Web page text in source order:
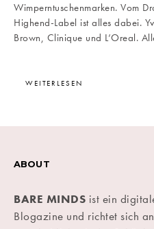
Wimperntuschenmarken. Vom
Highend-Label ist alles dabei.
Brown, Clinique und L’Oreal.
WEITERLESEN
ABOUT
BARE MINDS ist ein
Blogazine und richtet sich